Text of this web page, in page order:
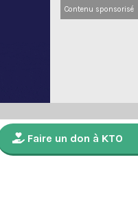
Contenu sponsorisé
Faire un don à KTO